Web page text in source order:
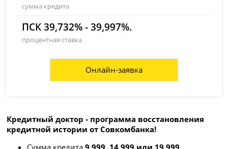
Кредитный доктор - программа восстановления
кредитной истории от Совкомбанка!
сумма кредита
ПСК 39,732% - 39,997%.
процентная ставка
Онлайн-заявка